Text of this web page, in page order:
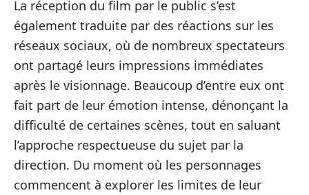
La réception du film par le public s’est
également traduite par des réactions sur les
réseaux sociaux, où de nombreux spectateurs
ont partagé leurs impressions immédiates
après le visionnage. Beaucoup d’entre eux ont
fait part de leur émotion intense, dénonçant la
difficulté de certaines scènes, tout en saluant
l’approche respectueuse du sujet par la
direction. Du moment où les personnages
commencent à explorer les limites de leur